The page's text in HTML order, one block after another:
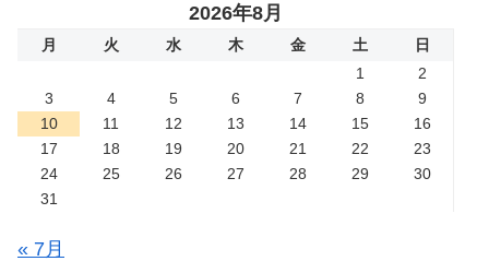
2026年8月
月 火 水 木 金 土
日
1
2
3
4 5 6 7 8
9
10
11 12 13 14 15
16
17
18 19 20 21 22
23
24
25 26 27 28 29
30
31
« 7月